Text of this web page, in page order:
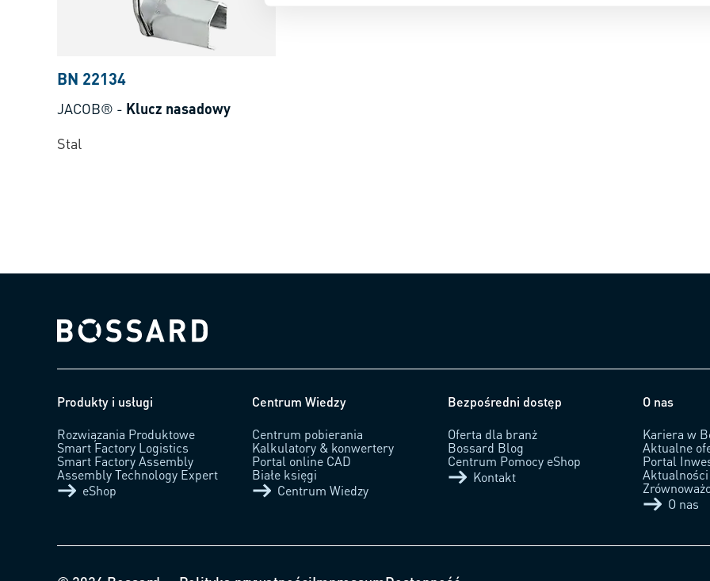
BN 22134
JACOB® - Klucz nasadowy
Stal
Bossard homepage
Produkty i usługi
Rozwiązania Produktowe
Smart Factory Logistics
Smart Factory Assembly
Assembly Technology Expert
eShop
Centrum Wiedzy
Centrum pobierania
Kalkulatory & konwertery
Portal online CAD
Białe księgi
Centrum Wiedzy
Bezpośredni dostęp
Oferta dla branż
Bossard Blog
Centrum Pomocy eShop
Kontakt
O nas
Kariera w
Aktualne
Portal
O nas